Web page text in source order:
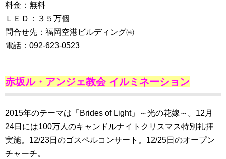
料金：無料
ＬＥＤ：３５万個
問合せ先：福岡空港ビルディング㈱
電話：092-623-0523
赤坂ル・アンジェ教会 イルミネーション
2015年のテーマは「Brides of Light」～光の花嫁～。12月
24日には100万人のキャンドルナイトクリスマス特別礼拝
実施。12/23日のゴスペルコンサート。12/25日のオープン
チャーチ。